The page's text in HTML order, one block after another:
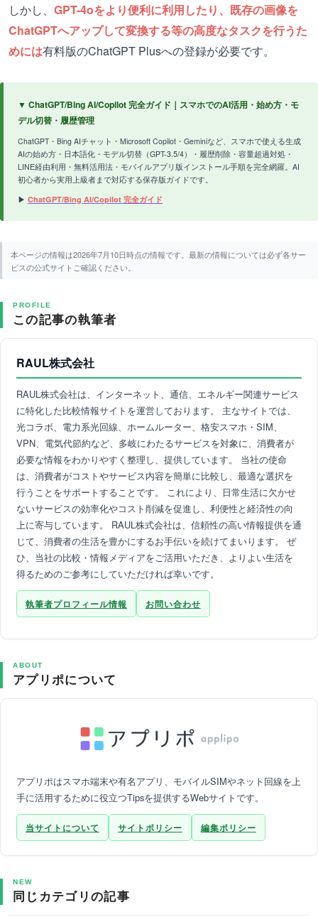
しかし、 GPT-4oをより便利に利用したり、既存の画像を
ChatGPTへアップして変換する等の高度なタスクを行うた
めには有料版のChatGPT Plusへの登録が必要です。
▼ ChatGPT/Bing AI/Copilot 完全ガイド｜スマホでのAI活用・始め方・モ
デル切替・履歴管理
ChatGPT・Bing AIチャット・Microsoft Copilot・Geminiなど、スマホで使える生成
AIの始め方・日本語化・モデル切替（GPT-3.5/4）・履歴削除・容量超過対処・
LINE経由利用・無料活用法・モバイルアプリ版インストール手順を完全網羅。AI
初心者から実用上級者まで対応する保存版ガイドです。
▶ ChatGPT/Bing AI/Copilot 完全ガイド
本ページの情報は2026年7月10日時点の情報です。最新の情報については必ず各サー
ビスの公式サイトご確認ください。
PROFILE
この記事の執筆者
RAUL株式会社
RAUL株式会社は、インターネット、通信、エネルギー関連サービス
に特化した比較情報サイトを運営しております。 主なサイトでは、
光コラボ、電力系光回線、ホームルーター、格安スマホ・SIM、
VPN、電気代節約など、多岐にわたるサービスを対象に、消費者が
必要な情報をわかりやすく整理し、提供しています。 当社の使命
は、消費者がコストやサービス内容を簡単に比較し、最適な選択を
行うことをサポートすることです。 これにより、日常生活に欠かせ
ないサービスの効率化やコスト削減を促進し、利便性と経済性の向
上に寄与しています。 RAUL株式会社は、信頼性の高い情報提供を通
じて、消費者の生活を豊かにするお手伝いを続けてまいります。 ぜ
ひ、当社の比較・情報メディアをご活用いただき、よりよい生活を
得るためのご参考にしていただければ幸いです。
執筆者プロフィール情報 お問い合わせ
ABOUT
アプリポについて
アプリポはスマホ端末や有名アプリ、モバイルSIMやネット回線を上
手に活用するために役立つTipsを提供するWebサイトです。
当サイトについて サイトポリシー 編集ポリシー
NEW
同じカテゴリの記事